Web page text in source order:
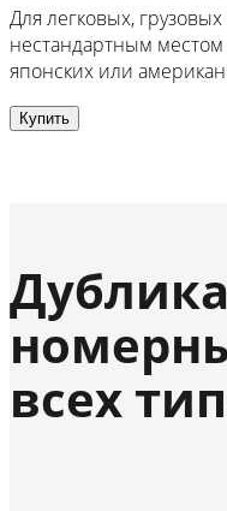
Для легковых,
нестандартным
японских или
Купить
всех